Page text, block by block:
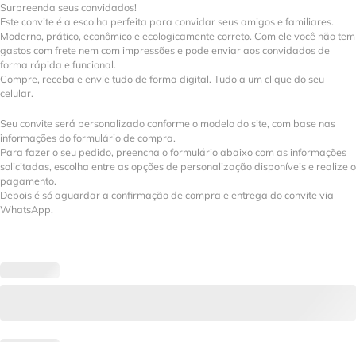
Surpreenda seus convidados!
Este convite é a escolha perfeita para convidar seus amigos e familiares.
Moderno, prático, econômico e ecologicamente correto. Com ele você não tem
gastos com frete nem com impressões e pode enviar aos convidados de
forma rápida e funcional.
Compre, receba e envie tudo de forma digital. Tudo a um clique do seu
celular.
Seu convite será personalizado conforme o modelo do site, com base nas
informações do formulário de compra.
Para fazer o seu pedido, preencha o formulário abaixo com as informações
solicitadas, escolha entre as opções de personalização disponíveis e realize o
pagamento.
Depois é só aguardar a confirmação de compra e entrega do convite via
WhatsApp.